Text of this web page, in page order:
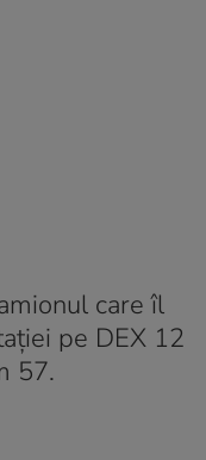
care îl
pe DEX 12
57.